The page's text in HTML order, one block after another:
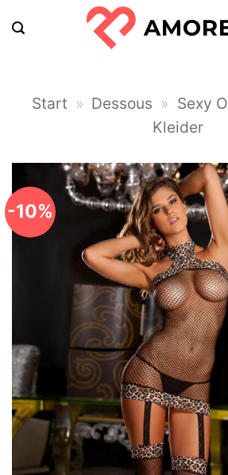
Inhalt
Start » Dessous » Sexy
Kleider
-10%